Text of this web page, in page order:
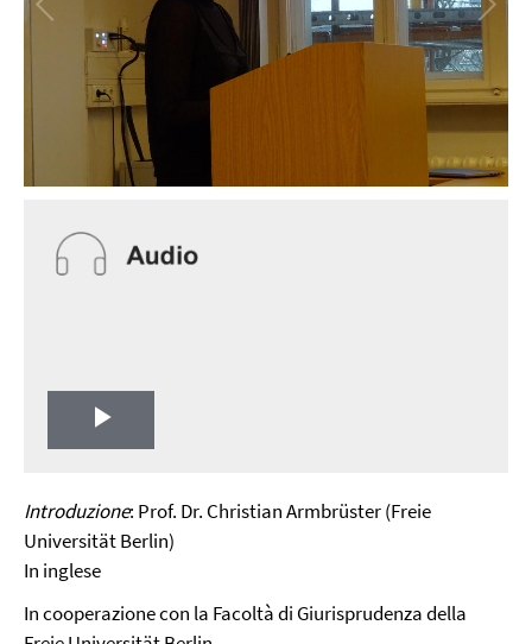
Play
Video
Introduzione: Prof. Dr. Christian Armbrüster (Freie
Universität Berlin)
In inglese
In cooperazione con la Facoltà di Giurisprudenza della